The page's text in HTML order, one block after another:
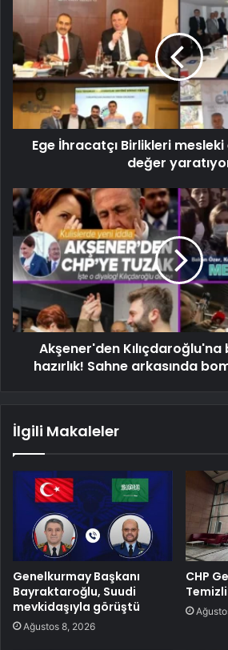
Ege İhracatçı Birlikleri
değer
Akşener'den
hazırlık! Sahne arkasında
İlgili Makaleler
Genelkurmay Başkanı
Bayraktaroğlu, Suudi
mevkidaşıyla görüştü
Ağustos 8, 2026
CHP